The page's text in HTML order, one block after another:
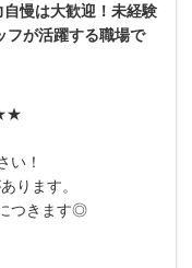
自慢は大歓迎！未経験
フが活躍する職場で
い！
ります。
つきます◎